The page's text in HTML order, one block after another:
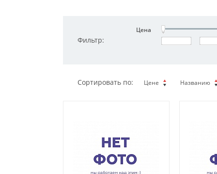
Фильтр:
Цена
Сортировать по: Цене Названию